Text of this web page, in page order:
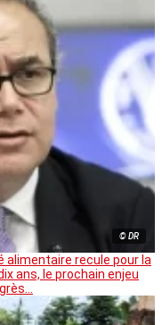
© DR
alimentaire recule pour la
ans, le prochain enjeu